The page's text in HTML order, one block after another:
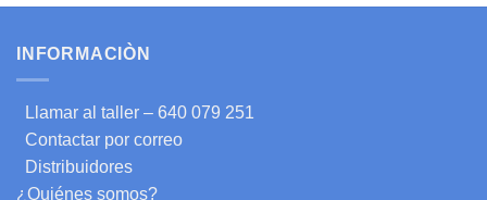
INFORMACIÒN
Llamar al taller – 640 079 251
Contactar por correo
Distribuidores
¿Quiénes somos?